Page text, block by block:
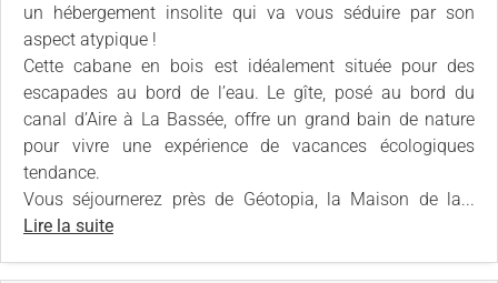
un hébergement insolite qui va vous séduire par son
aspect atypique !
Cette cabane en bois est idéalement située pour des
escapades au bord de l’eau. Le gîte, posé au bord du
canal d’Aire à La Bassée, offre un grand bain de nature
pour vivre une expérience de vacances écologiques
tendance.
Vous séjournerez près de Géotopia, la Maison de la...
Lire la suite